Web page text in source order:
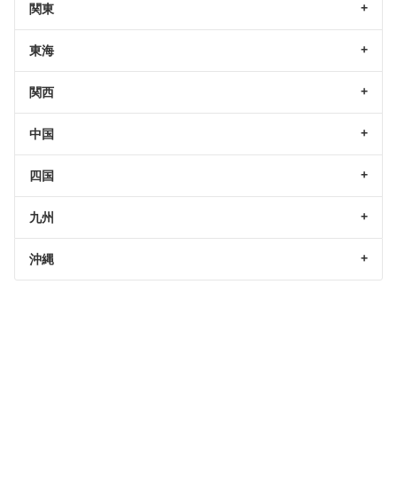
関東
東海
関西
中国
四国
九州
沖縄